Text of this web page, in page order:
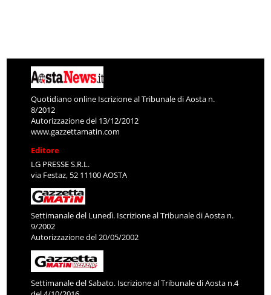
Quotidiano online Iscrizione al Tribunale di Aosta n.
8/2012
Autorizzazione del 13/12/2012
www.gazzettamatin.com
Editore
LG PRESSE S.R.L.
via Festaz, 52 11100 AOSTA
Settimanale del Lunedì. Iscrizione al Tribunale di Aosta n.
9/2002
Autorizzazione del 20/05/2002
Settimanale del Sabato. Iscrizione al Tribunale di Aosta n.4